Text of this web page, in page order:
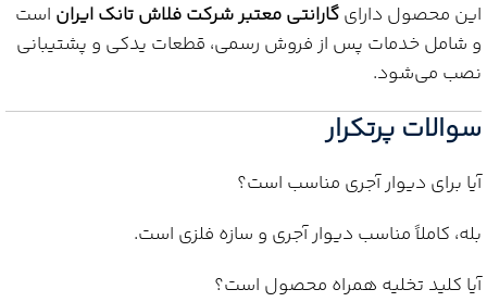
این محصول دارایگارانتی معتبر شرکت فلاش تانک ایران است
و شامل خدمات پس از فروش رسمی، قطعات یدکی و پشتیبانی
نصب می‌شود.
سوالات پرتکرار
آیا برای دیوار آجری مناسب است؟
بله، کاملاً مناسب دیوار آجری و سازه فلزی است.
آیا کلید تخلیه همراه محصول است؟